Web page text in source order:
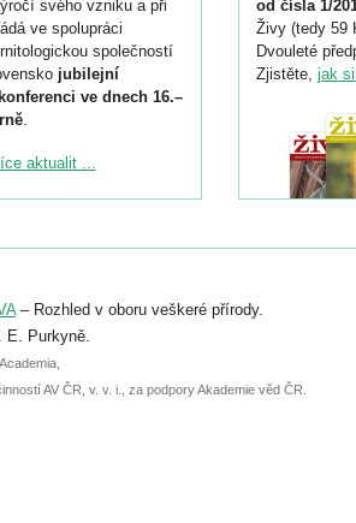
svého vzniku a při
ve spolupráci
společností
jubilejní
ve dnech 16.–
.
ke konferenci
do 6. září.
přednášky nebo
června.
aktualit ...
od čísla 1/
Živy (tedy 59
Dvouleté
Zjistěte, jak
– Rozhled v oboru veškeré přírody.
E. Purkyně.
AV ČR, v. v. i., za podpory Akademie věd ČR.